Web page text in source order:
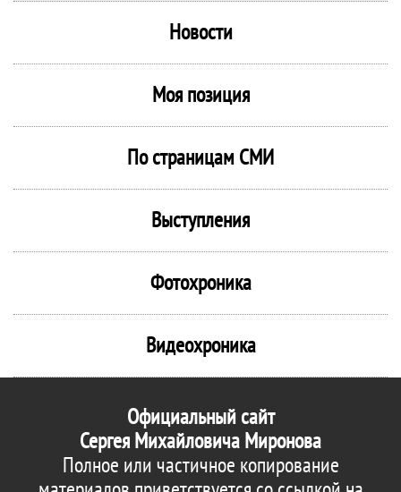
Новости
Моя позиция
По страницам СМИ
Выступления
Фотохроника
Видеохроника
Официальный сайт
Сергея Михайловича Миронова
Полное или частичное копирование